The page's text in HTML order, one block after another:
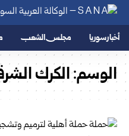
أخبار سوريا مجلس الشعب
الوسم:الكرك